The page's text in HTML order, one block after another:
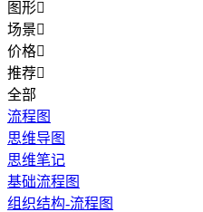
图形
场景
价格
推荐
全部
流程图
思维导图
思维笔记
基础流程图
组织结构-流程图